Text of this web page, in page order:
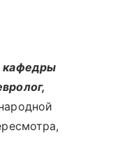
кафедры